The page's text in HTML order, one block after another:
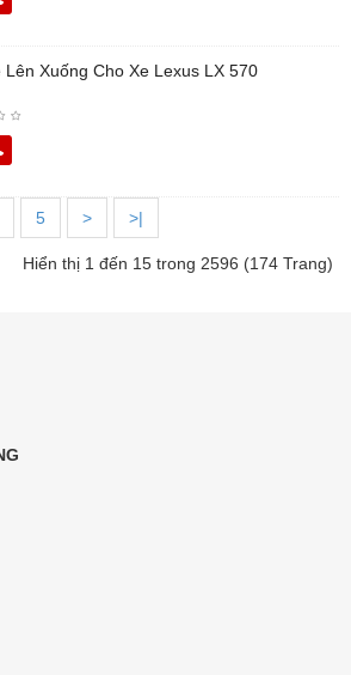
Lên Xuống Cho Xe Lexus LX 570
5 > >|
Hiển thị 1 đến 15 trong 2596 (174 Trang)